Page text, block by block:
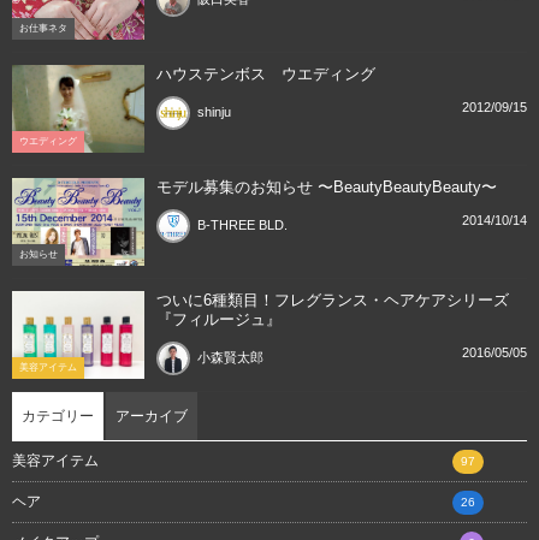
お仕事ネタ
ウエディング
ハウステンボス ウエディング
shinju 2012/09/15
お知らせ
モデル募集のお知らせ 〜BeautyBeautyBeauty〜
B-THREE BLD. 2014/10/14
美容アイテム
ついに6種類目！フレグランス・ヘアケアシリーズ
『フィルージュ』
小森賢太郎 2016/05/05
カテゴリー アーカイブ
美容アイテム 97
ヘア 26